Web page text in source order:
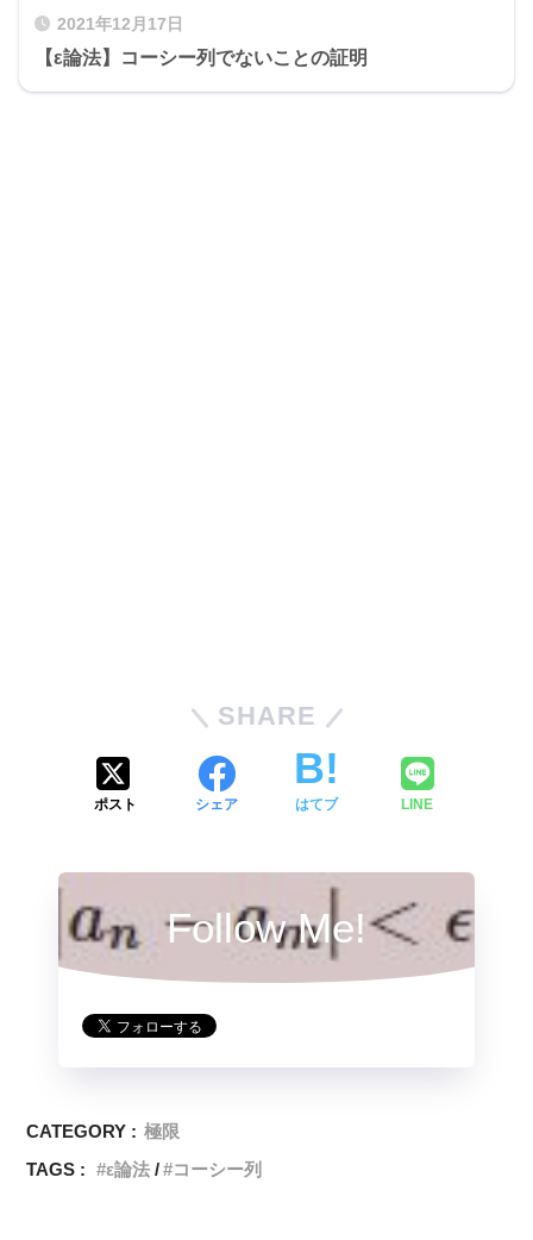
2021年12月17日
【ε論法】コーシー列でないことの証明
SHARE
ポスト シェア はてブ LINE
Follow Me!
CATEGORY : 極限
TAGS :
ε論法 コーシー列